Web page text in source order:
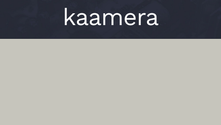
kaamera